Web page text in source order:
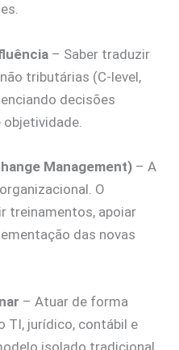
– Saber traduzir
tributárias (C-level,
decisões
Management) – A
O
treinamentos, apoiar
das novas
– Atuar de forma
TI, jurídico, contábil e
isolado tradicional